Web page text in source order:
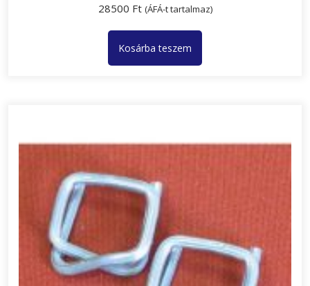
28500 Ft (ÁFÁ-t tartalmaz)
Kosárba teszem